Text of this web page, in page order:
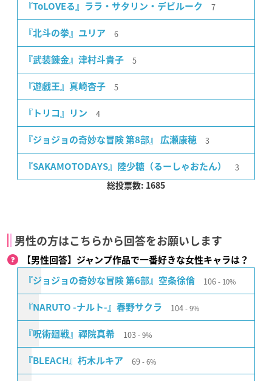
『ToLOVEる』ララ・サタリン・デビルーク 7
『北斗の拳』ユリア 6
『武装錬金』津村斗貴子 5
『遊戯王』真崎杏子 5
『トリコ』リン 4
『ジョジョの奇妙な冒険 第8部』 広瀬康穂 3
『SAKAMOTODAYS』陸少糖（るーしゃおたん） 3
総投票数: 1685
男性の方はこちらから回答をお願いします
【男性回答】ジャンプ作品で一番好きな女性キャラは？
『ジョジョの奇妙な冒険 第6部』空条徐倫 106 10%
『NARUTO -ナルト-』春野サクラ 104 9%
『呪術廻戦』禪院真希 103 9%
『BLEACH』朽木ルキア 69 6%